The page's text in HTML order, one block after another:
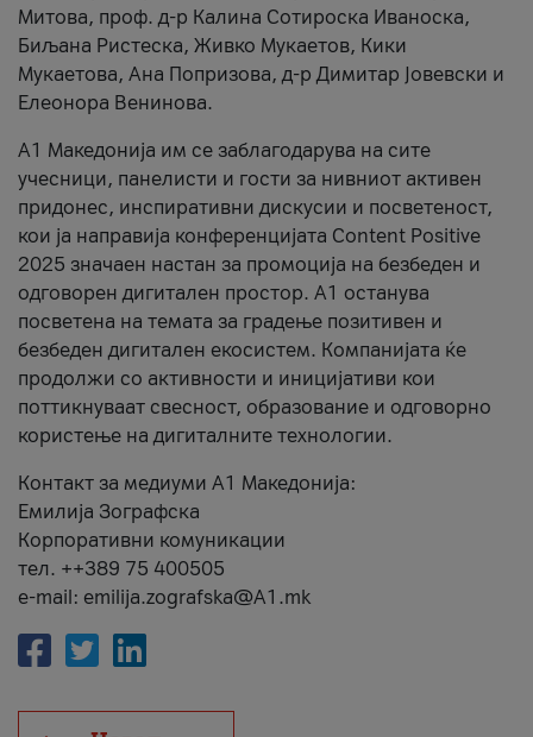
Митова, проф. д-р Калина Сотироска Иваноска,
Биљана Ристеска, Живко Мукаетов, Кики
Мукаетова, Ана Попризова, д-р Димитар Јовевски и
Елеонора Венинова.
А1 Македонија им се заблагодарува на сите
учесници, панелисти и гости за нивниот активен
придонес, инспиративни дискусии и посветеност,
кои ја направија конференцијата Content Positive
2025 значаен настан за промоција на безбеден и
одговорен дигитален простор. А1 останува
посветена на темата за градење позитивен и
безбеден дигитален екосистем. Компанијата ќе
продолжи со активности и иницијативи кои
поттикнуваат свесност, образование и одговорно
користење на дигиталните технологии.
Контакт за медиуми А1 Македонија:
Емилија Зографска
Корпоративни комуникации
тел. ++389 75 400505
e-mail: emilija.zografska@A1.mk